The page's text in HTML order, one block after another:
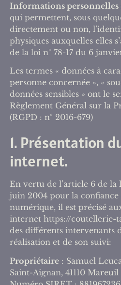
Informations personnelles
qui permettent, sous
directement ou non,
physiques auxquelles elles
de la loi n° 78-17 du 6
Les termes « données à
personne concernée », «
données sensibles » ont le
Règlement Général sur la
(RGPD : n° 2016-679)
1. Présentation
internet.
En vertu de l’article 6 de la
juin 2004 pour la confiance
numérique, il est précisé
internet https://coutellerie-
des différents intervenants
réalisation et de son suivi:
Propriétaire : Samuel
Saint-Aignan, 41110